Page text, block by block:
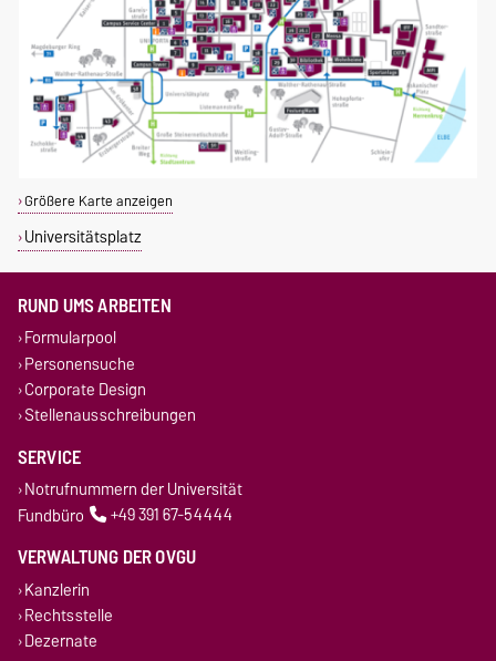
Größere Karte anzeigen
Universitätsplatz
RUND UMS ARBEITEN
Formularpool
Personensuche
Corporate Design
Stellenausschreibungen
SERVICE
Notrufnummern der Universität
Fundbüro
+49 391 67-54444
VERWALTUNG DER OVGU
Kanzlerin
Rechtsstelle
Dezernate